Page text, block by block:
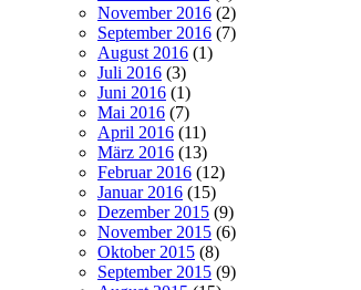
November 2016 (2)
September 2016 (7)
August 2016 (1)
Juli 2016 (3)
Juni 2016 (1)
Mai 2016 (7)
April 2016 (11)
März 2016 (13)
Februar 2016 (12)
Januar 2016 (15)
Dezember 2015 (9)
November 2015 (6)
Oktober 2015 (8)
September 2015 (9)